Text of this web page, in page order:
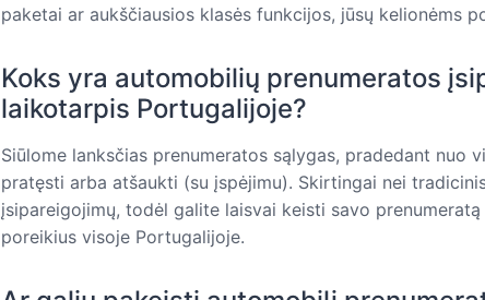
paketai ar aukščiausios klasės funkcijos, jūsų kelionėms
Koks yra automobilių prenumeratos
laikotarpis Portugalijoje?
Siūlome lanksčias prenumeratos sąlygas, pradedant nuo
pratęsti arba atšaukti (su įspėjimu). Skirtingai nei
įsipareigojimų, todėl galite laisvai keisti savo
poreikius visoje Portugalijoje.